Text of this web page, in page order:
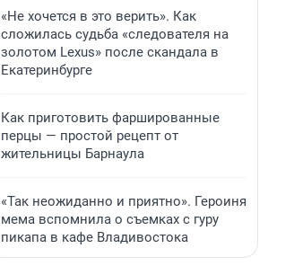
«Не хочется в это верить». Как
сложилась судьба «следователя на
золотом Lexus» после скандала в
Екатеринбурге
Как приготовить фаршированные
перцы — простой рецепт от
жительницы Барнаула
«Так неожиданно и приятно». Героиня
мема вспомнила о съемках с гуру
пикапа в кафе Владивостока